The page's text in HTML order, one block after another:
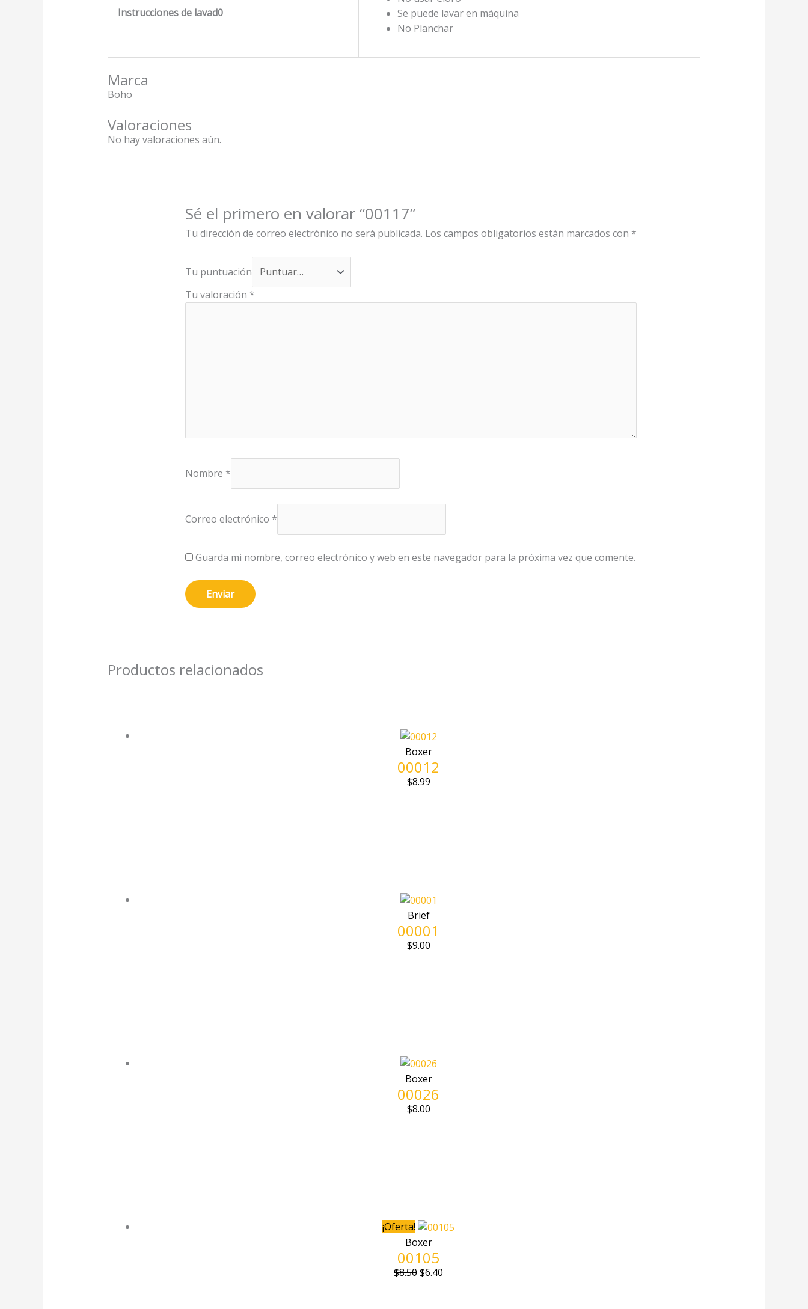
Instrucciones de lavad0
Se puede lavar en máquina
No Planchar
Marca
Boho
Valoraciones
No hay valoraciones aún.
Sé el primero en valorar “00117”
Tu dirección de correo electrónico no será publicada. Los campos obligatorios están marcados con *
Tu puntuación
Tu valoración *
Nombre *
Correo electrónico *
Guarda mi nombre, correo electrónico y web en este navegador para la próxima vez que comente.
Productos relacionados
Boxer
00012
$8.99
Brief
00001
$9.00
Boxer
00026
$8.00
¡Oferta!
Boxer
00105
$8.50$6.40